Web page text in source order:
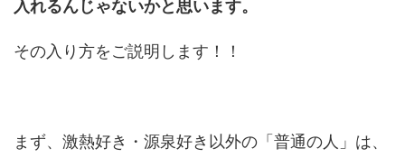
入れるんじゃないかと思います。
その入り方をご説明します！！
まず、激熱好き・源泉好き以外の「普通の人」は、